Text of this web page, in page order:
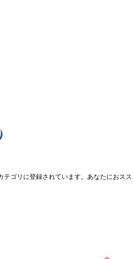
ゴリに登録されています。あなたにおス